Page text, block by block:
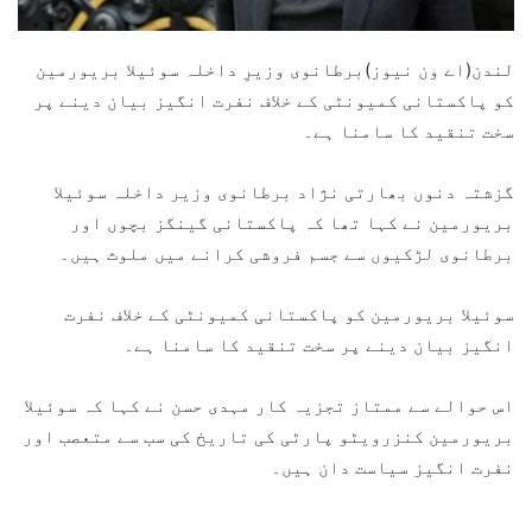
لندن(اے ون نیوز)برطانوی وزیرِ داخلہ سوئیلا بریورمین
کو پاکستانی کمیونٹی کے خلاف نفرت انگیز بیان دینے پر
سخت تنقید کا سامنا ہے۔
گزشتہ دنوں بھارتی نژاد برطانوی وزیر داخلہ سوئیلا
بریورمین نے کہا تھا کہ پاکستانی گینگز بچوں اور
برطانوی لڑکیوں سے جسم فروشی کرانے میں ملوث ہیں۔
سوئیلا بریورمین کو پاکستانی کمیونٹی کے خلاف نفرت
انگیز بیان دینے پر سخت تنقید کا سامنا ہے۔
اس حوالے سے ممتاز تجزیہ کار مہدی حسن نے کہا کہ سوئیلا
بریورمین کنزرویٹو پارٹی کی تاریخ کی سب سے متعصب اور
نفرت انگیز سیاست دان ہیں۔